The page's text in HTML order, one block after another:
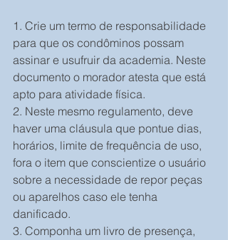
1. Crie um termo de responsabilidade
para que os condôminos possam
assinar e usufruir da academia. Neste
documento o morador atesta que está
apto para atividade física.
2. Neste mesmo regulamento, deve
haver uma cláusula que pontue dias,
horários, limite de frequência de uso,
fora o item que conscientize o usuário
sobre a necessidade de repor peças
ou aparelhos caso ele tenha
danificado.
3. Componha um livro de presença,